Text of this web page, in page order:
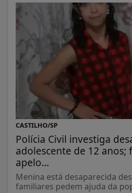
CASTILHO/SP
Polícia Civil investiga
adolescente de 12 anos;
apelo...
Menina está desaparecida
familiares pedem ajuda da